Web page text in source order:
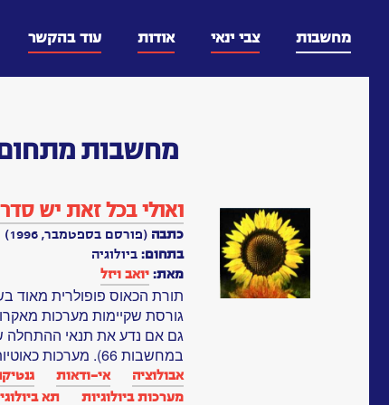
מחשבות צבי ינאי אודות עוד בהקשר
מחשבות
ואולי בכל זאת יש
כתבה (פורסם בספטמבר, 1996)
בתחום: ביולוגיה
מאת: יואב ויזל
תורת הכאוס פופולרית מאוד
גורסת שקיימות מערכות
גם אם נדע את תנאי ההתחלה
במחשבות 66). מערכות כאוטיות המעובדות...
אבולוציה אי-ודאות
מערכות ביולוגיות‏
תא ביולוגי